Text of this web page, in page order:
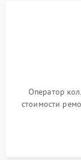
Оператор
стоимости